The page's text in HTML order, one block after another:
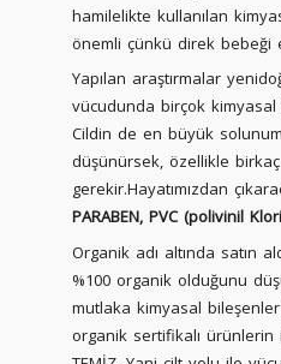
hamilelikte kullanılan
önemli çünkü direk bebeği
Yapılan araştırmalar
vücudunda birçok
Cildin de en büyük
düşünürsek, özellikle
gerekir.Hayatımızdan
PARABEN, PVC (polivinil
Organik adı altında satın
%100 organik olduğunu
mutlaka kimyasal
organik sertifikalı